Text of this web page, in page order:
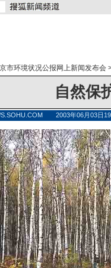
市环境状况公报网上新闻发布会
自然保
2003年06月03日